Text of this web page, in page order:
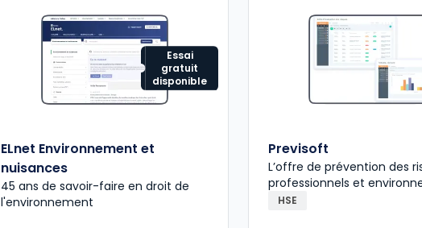
Essai
gratuit
disponible
ELnet Environnement et
nuisances
45 ans de savoir-faire en droit de
l'environnement
Previsoft
L’offre de prévention des
professionnels et
HSE